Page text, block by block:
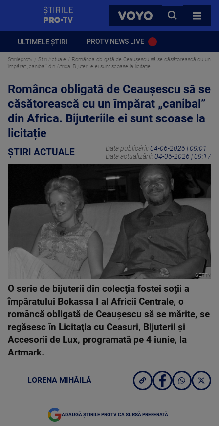
VOYO
CAUTA
TOATE
ULTIMELE ȘTIRI PROTV NEWS LIVE
Stirileprotv Știri Actuale
Românca obligată de Ceaușescu să se căsătorească cu un
împărat „canibal” din Africa. Bijuteriile ei sunt scoase la licitație
Românca obligată de Ceaușescu să se
căsătorească cu un împărat „canibal”
din Africa. Bijuteriile ei sunt scoase la
licitație
ȘTIRI ACTUALE Data publicării: 04-06-2026 | 09:01
Data actualizării: 04-06-2026 | 09:17
GETTY
O serie de bijuterii din colecţia fostei soţii a
împăratului Bokassa I al Africii Centrale, o
româncă obligată de Ceaușescu să se mărite, se
regăsesc în Licitaţia cu Ceasuri, Bijuterii şi
Accesorii de Lux, programată pe 4 iunie, la
Artmark.
LORENA MIHĂILĂ
ADAUGĂ ȘTIRILE PROTV CA SURSĂ PREFERATĂ